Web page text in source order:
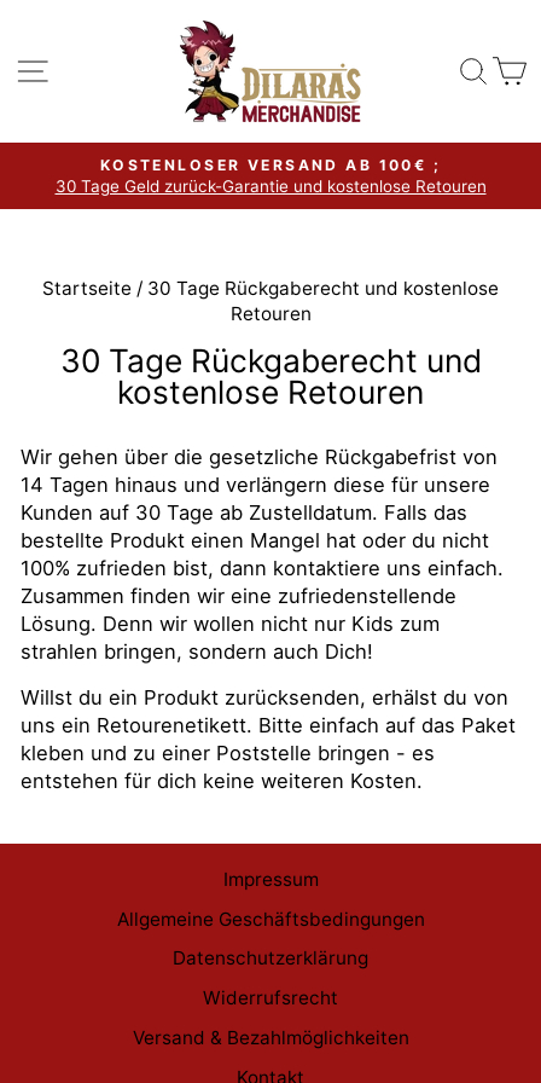
Inhalt Seitennavigation
Pause
KOSTENLOSER VERSAND AB 100€ ;
30 Tage Geld zurück-Garantie und kostenlose Retouren
Startseite / 30 Tage Rückgaberecht und kostenlose
Retouren
30 Tage Rückgaberecht und
kostenlose Retouren
Wir gehen über die gesetzliche Rückgabefrist von
14 Tagen hinaus und verlängern diese für unsere
Kunden auf 30 Tage ab Zustelldatum. Falls das
bestellte Produkt einen Mangel hat oder du nicht
100% zufrieden bist, dann kontaktiere uns einfach.
Zusammen finden wir eine zufriedenstellende
Lösung. Denn wir wollen nicht nur Kids zum
strahlen bringen, sondern auch Dich!
Willst du ein Produkt zurücksenden, erhälst du von
uns ein Retourenetikett. Bitte einfach auf das Paket
kleben und zu einer Poststelle bringen - es
entstehen für dich keine weiteren Kosten.
Impressum
Allgemeine Geschäftsbedingungen
Datenschutzerklärung
Widerrufsrecht
Versand & Bezahlmöglichkeiten
Kontakt